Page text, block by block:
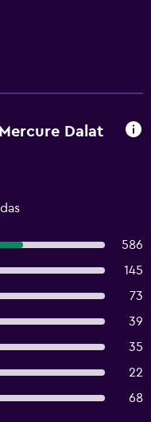
Dalat
586
145
73
39
35
22
68